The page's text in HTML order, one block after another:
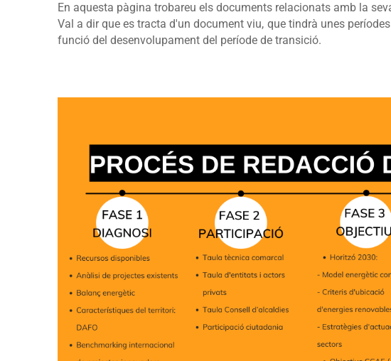
En aquesta pàgina trobareu els documents relacionats amb la
Val a dir que es tracta d'un document viu, que tindrà unes
funció del desenvolupament del període de transició.